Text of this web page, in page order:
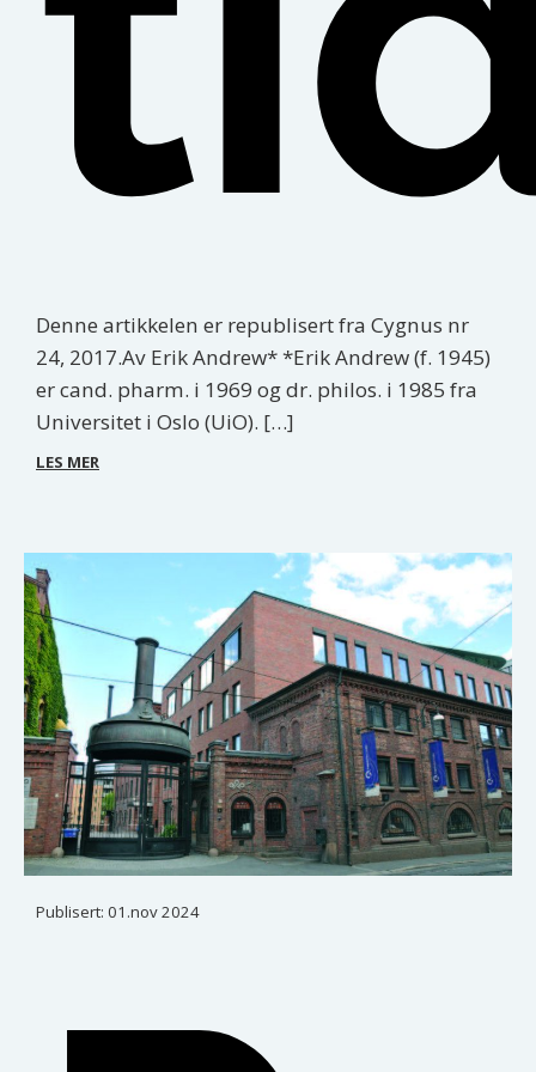
Denne artikkelen er republisert fra Cygnus nr
24, 2017.Av Erik Andrew* *Erik Andrew (f. 1945)
er cand. pharm. i 1969 og dr. philos. i 1985 fra
Universitet i Oslo (UiO). […]
LES MER
Publisert: 01.nov 2024